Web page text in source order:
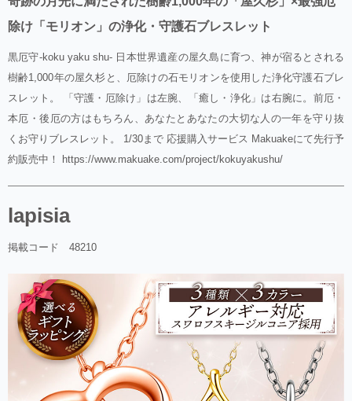
除け「モリオン」の浄化・守護石ブレスレット
黒厄守-koku yaku shu- 日本世界遺産の屋久島に育つ、神が宿るとされる
樹齢1,000年の屋久杉と、厄除けの石モリオンを使用した浄化守護石ブレ
スレット。 「守護・厄除け」は左腕、「癒し・浄化」は右腕に。前厄・
本厄・後厄の方はもちろん、あなたとあなたの大切な人の一年を守り抜
くお守りブレスレット。 1/30まで 応援購入サービス Makuakeにて先行予
約販売中！ https://www.makuake.com/project/kokuyakushu/
lapisia
掲載コード 48210